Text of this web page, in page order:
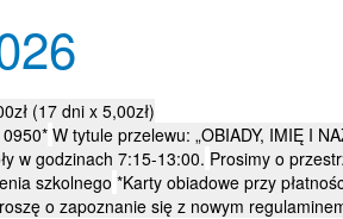
(17 dni x 5,00zł)
W tytule przelewu: „OBIADY, IMIĘ I
w godzinach 7:15-13:00. Prosimy o
szkolnego *Karty obiadowe przy
o zapoznanie się z nowym